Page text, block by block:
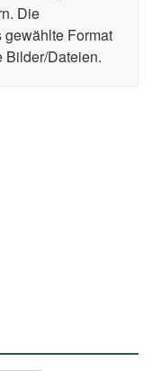
Die
Format
Bilder/Dateien.